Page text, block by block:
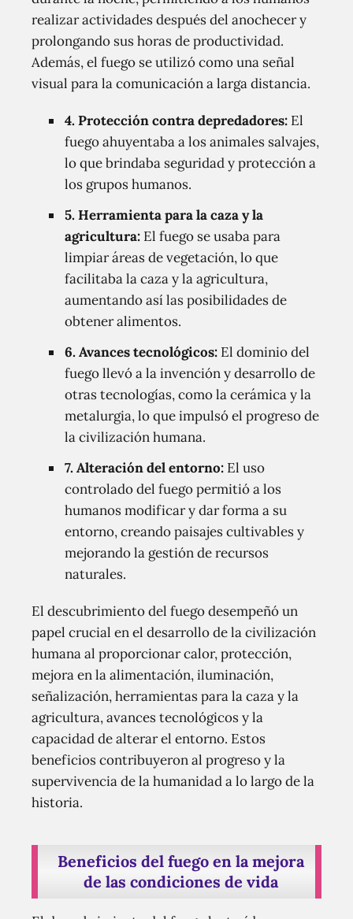
realizar actividades después del anochecer y
prolongando sus horas de productividad.
Además, el fuego se utilizó como una señal
visual para la comunicación a larga distancia.
4. Protección contra depredadores: El
fuego ahuyentaba a los animales salvajes,
lo que brindaba seguridad y protección a
los grupos humanos.
5. Herramienta para la caza y la
agricultura: El fuego se usaba para
limpiar áreas de vegetación, lo que
facilitaba la caza y la agricultura,
aumentando así las posibilidades de
obtener alimentos.
6. Avances tecnológicos: El dominio del
fuego llevó a la invención y desarrollo de
otras tecnologías, como la cerámica y la
metalurgia, lo que impulsó el progreso de
la civilización humana.
7. Alteración del entorno: El uso
controlado del fuego permitió a los
humanos modificar y dar forma a su
entorno, creando paisajes cultivables y
mejorando la gestión de recursos
naturales.
El descubrimiento del fuego desempeñó un
papel crucial en el desarrollo de la civilización
humana al proporcionar calor, protección,
mejora en la alimentación, iluminación,
señalización, herramientas para la caza y la
agricultura, avances tecnológicos y la
capacidad de alterar el entorno. Estos
beneficios contribuyeron al progreso y la
supervivencia de la humanidad a lo largo de la
historia.
Beneficios del fuego en la mejora
de las condiciones de vida